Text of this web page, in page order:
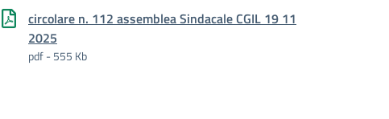
circolare n. 112 assemblea Sindacale CGIL 19 11
2025
pdf - 555 Kb